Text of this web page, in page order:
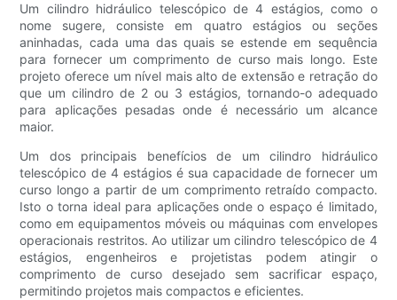
Um cilindro hidráulico telescópico de 4 estágios, como o
nome sugere, consiste em quatro estágios ou seções
aninhadas, cada uma das quais se estende em sequência
para fornecer um comprimento de curso mais longo. Este
projeto oferece um nível mais alto de extensão e retração do
que um cilindro de 2 ou 3 estágios, tornando-o adequado
para aplicações pesadas onde é necessário um alcance
maior.
Um dos principais benefícios de um cilindro hidráulico
telescópico de 4 estágios é sua capacidade de fornecer um
curso longo a partir de um comprimento retraído compacto.
Isto o torna ideal para aplicações onde o espaço é limitado,
como em equipamentos móveis ou máquinas com envelopes
operacionais restritos. Ao utilizar um cilindro telescópico de 4
estágios, engenheiros e projetistas podem atingir o
comprimento de curso desejado sem sacrificar espaço,
permitindo projetos mais compactos e eficientes.